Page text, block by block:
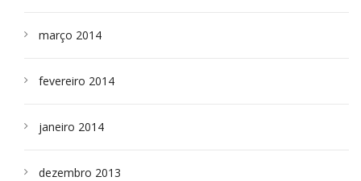
março 2014
fevereiro 2014
janeiro 2014
dezembro 2013